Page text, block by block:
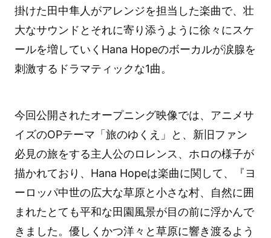
掛けた田中隼人がアレンジを担当した楽曲で、壮
大なサウンドとそれに寄り添うように徐々にスケ
ールを増していくHana Hopeのボーカルが涙腺を
刺激するドラマティックな1曲。
今回公開されたオープニング映像では、アニメサ
イズのOPテーマ「旅のゆくえ」と、新旧ファン
必見の旅をする主人公のロレンス、ホロの様子が
描かれており、Hana Hopeは楽曲に関して、『ヨ
ーロッパ中世の広大な草原と小さな村、自然に囲
まれたとても平和な田園風景が目の前に浮かんで
きました。優しくかつ洋々と草原に響き渡るよう